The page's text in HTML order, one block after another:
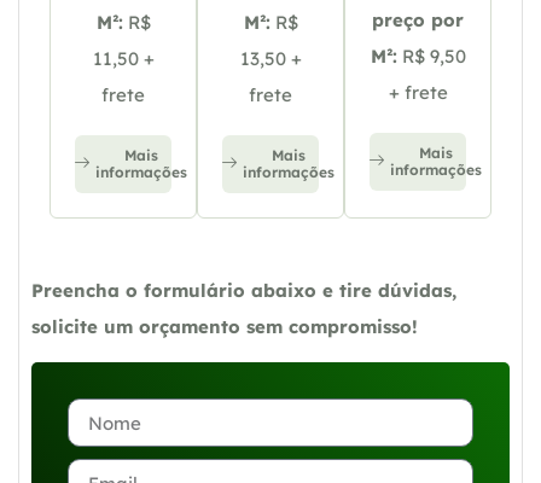
M²: R$
11,50 +
frete
Mais
informações
M²: R$
13,50 +
frete
Mais
informações
preço por
M²: R$ 9,50
+ frete
Mais
informações
Preencha o formulário abaixo e tire dúvidas,
solicite um orçamento sem compromisso!